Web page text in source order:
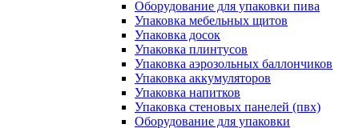
Оборудование для упаковки пива
Упаковка мебельных щитов
Упаковка досок
Упаковка плинтусов
Упаковка аэрозольных баллончиков
Упаковка аккумуляторов
Упаковка напитков
Упаковка стеновых панелей (пвх)
Оборудование для упаковки